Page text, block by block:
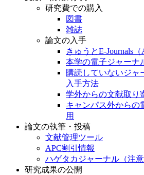
研究費での購入
図書
雑誌
論文の入手
きゅうとE-Journals（
本学の電子ジャーナ
購読していないジャ
入手方法
学外からの文献取り
キャンパス外からの
用
論文の執筆・投稿
文献管理ツール
APC割引情報
ハゲタカジャーナル（注意
研究成果の公開